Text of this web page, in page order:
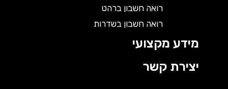
רואה חשבון ברהט
רואה חשבון בשדרות
מידע מקצועי
יצירת קשר